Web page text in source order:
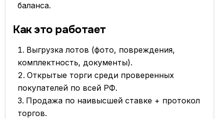
баланса.
Как это работает
Выгрузка лотов (фото, повреждения,
комплектность, документы).
Открытые торги среди проверенных
покупателей по всей РФ.
Продажа по наивысшей ставке + протокол
торгов.